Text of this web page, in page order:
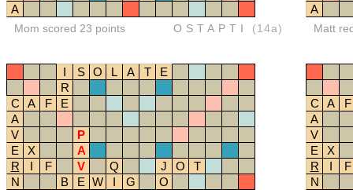
A
Mom scored 23 points OSTAPTI (14a)
A
Matt
I S O L A T
E
R
C
A F
E
A
V
P
E
X
A
R
I F V Q J O
T
N
B E W I G
O
C A
F
A
V
E
X
R
I
F
N